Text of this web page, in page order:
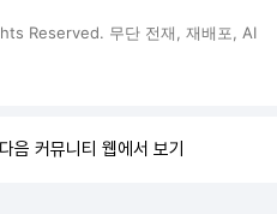
Reserved. 무단 전재, 재배포, AI
음 커뮤니티 웹에서 보기